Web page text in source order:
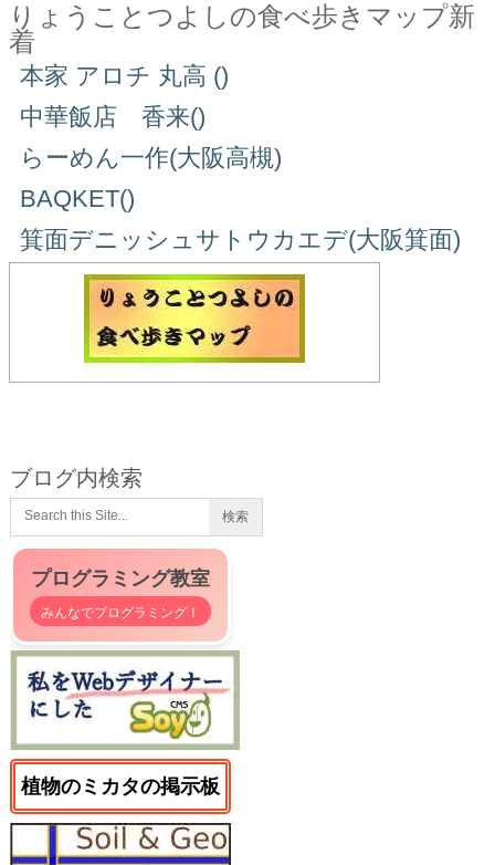
りょうことつよしの食べ歩きマップ新
着
本家 アロチ 丸高 ()
中華飯店 香来()
らーめん一作(大阪高槻)
BAQKET()
箕面デニッシュサトウカエデ(大阪箕面)
ブログ内検索
プログラミング教室
みんなでプログラミング！
植物のミカタの掲示板